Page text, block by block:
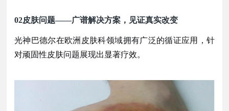
02皮肤问题——广谱解决方案，见证真实改变
光神巴德尔在欧洲皮肤科领域拥有广泛的循证应用，针
对顽固性皮肤问题展现出显著疗效。